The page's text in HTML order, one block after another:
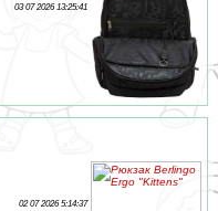
03 07 2026 13:25:41
02 07 2026 5:14:37